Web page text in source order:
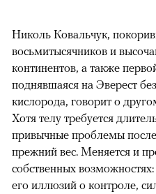
Николь Ковальчук,
восьмитысячников и
континентов, а также
поднявшаяся на Эверест
кислорода, говорит о
Хотя телу требуется
привычные проблемы
прежний вес. Меняется и
собственных
его иллюзий о контроле,